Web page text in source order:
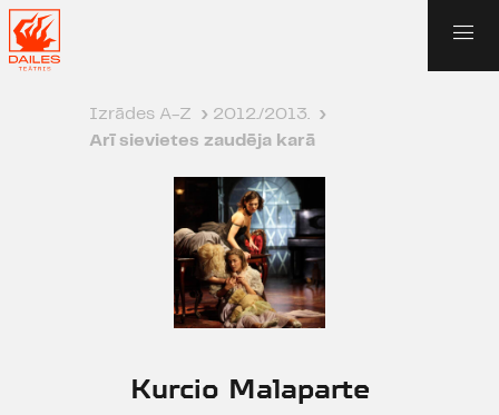
Izrādes A-Z › 2012./2013. ›
Arī sievietes zaudēja karā
Kurcio Malaparte